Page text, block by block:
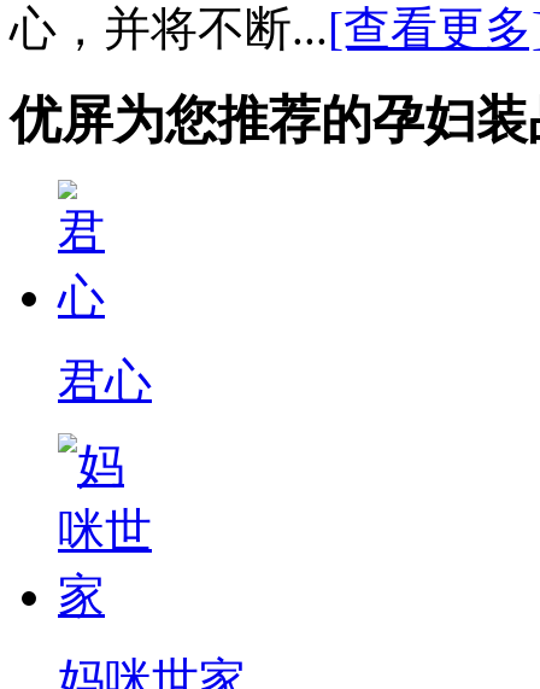
心，并将不断...[查看更
优屏为您推荐的孕妇
君心